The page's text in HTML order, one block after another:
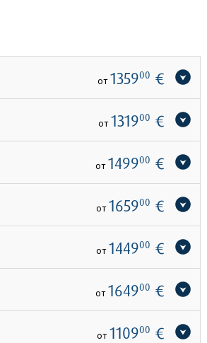
от 135900 €
от 131900 €
от 149900 €
от 165900 €
от 144900 €
от 164900 €
от 110900 €